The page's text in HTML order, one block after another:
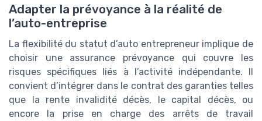
Adapter la prévoyance à la réalité de
l’auto-entreprise
La flexibilité du statut d’auto entrepreneur implique de
choisir une assurance prévoyance qui couvre les
risques spécifiques liés à l’activité indépendante. Il
convient d’intégrer dans le contrat des garanties telles
que la rente invalidité décès, le capital décès, ou
encore la prise en charge des arrêts de travail